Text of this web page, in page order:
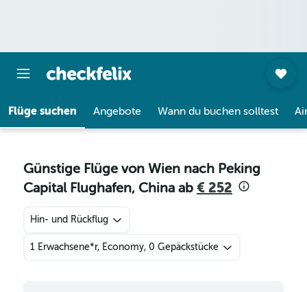
Flüge suchen Angebote Wann du buchen solltest
Günstige Flüge von Wien nach Peking
Capital Flughafen, China ab € 252
Hin- und Rückflug
1 Erwachsene*r, Economy, 0 Gepäckstücke